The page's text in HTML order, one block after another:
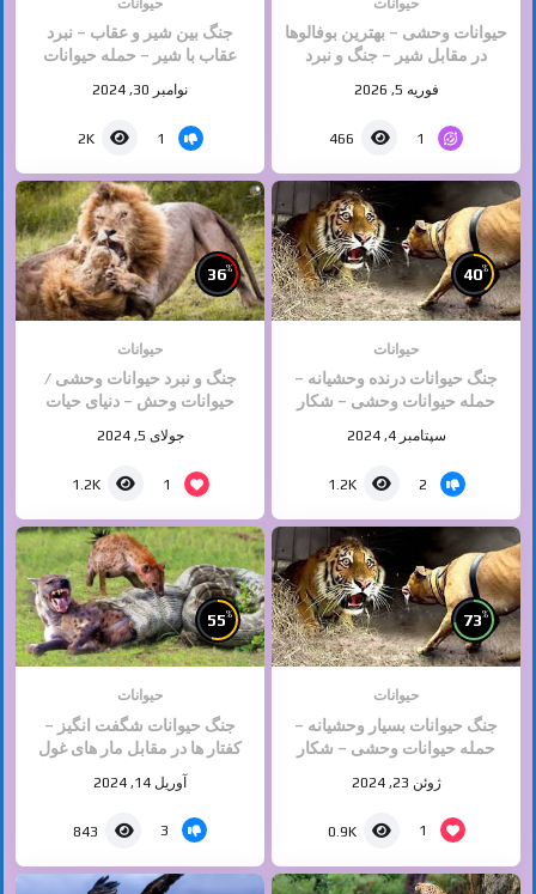
حیوانات وحشی – بهترین بوفالوها
در مقابل شیر – جنگ و نبرد
فوریه 5, 2026
1
466
جنگ بین شیر و عقاب – نبرد
عقاب با شیر – حمله حیوانات
نوامبر 30, 2024
1
2K
40%
حیوانات
جنگ حیوانات درنده وحشیانه –
حمله حیوانات وحشی – شکار
حیوانات
سپتامبر 4, 2024
2
1.2K
36%
حیوانات
جنگ و نبرد حیوانات وحشی /
حیوانات وحش – دنیای حیات
جولای 5, 2024
1
1.2K
73%
حیوانات
جنگ حیوانات بسیار وحشیانه –
حمله حیوانات وحشی – شکار
ژوئن 23, 2024
1
0.9K
55%
حیوانات
جنگ حیوانات شگفت انگیز –
کفتار ها در مقابل مار های غول
آوریل 14, 2024
3
843